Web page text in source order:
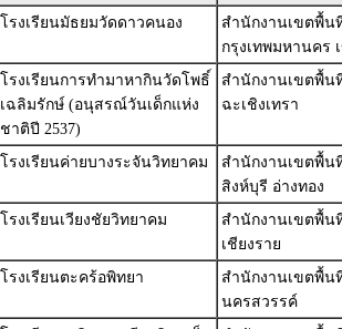
โรงเรียนมัธยมวัดดาวคนอง
สำนักงานเขตพื้น
กรุงเทพมหานคร
โรงเรียนการทำมาหากินวัดโพธิ์
เฉลิมรักษ์ (อนุสรณ์วันเด็กแห่ง
ชาติปี 2537)
สำนักงานเขตพื้น
ฉะเชิงเทรา
โรงเรียนค่ายบางระจันวิทยาคม
สำนักงานเขตพื้น
สิงห์บุรี อ่างทอง
โรงเรียนเวียงชัยวิทยาคม
สำนักงานเขตพื้น
เชียงราย
โรงเรียนตะคร้อพิทยา
สำนักงานเขตพื้น
นครสวรรค์